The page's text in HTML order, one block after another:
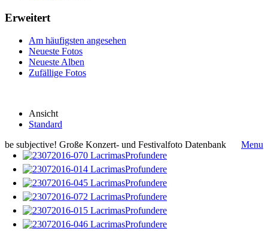
Erweitert
Am häufigsten angesehen
Neueste Fotos
Neueste Alben
Zufällige Fotos
Ansicht
Standard
be subjective! Große Konzert- und Festivalfoto Datenbank
Menu